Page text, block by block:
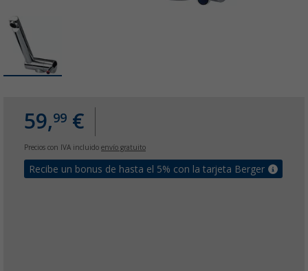
59,99 €
Precios con IVA incluido envío gratuito
Recibe un bonus de hasta el 5% con la tarjeta Berger